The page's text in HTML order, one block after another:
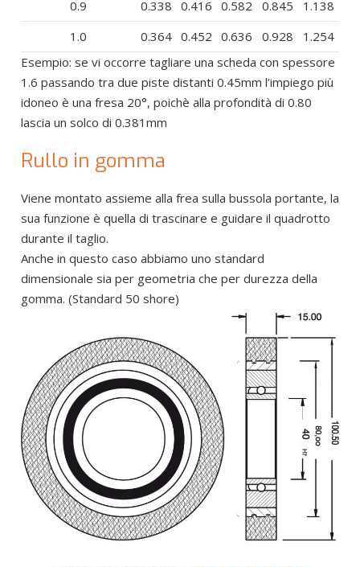
0.9 0.338 0.416 0.582 0.845
1.138
1.0
0.364 0.452 0.636 0.928
1.254
Esempio: se vi occorre tagliare una scheda con spessore
1.6 passando tra due piste distanti 0.45mm l’impiego più
idoneo è una fresa 20°, poichè alla profondità di 0.80
lascia un solco di 0.381mm
Rullo in gomma
Viene montato assieme alla frea sulla bussola portante, la
sua funzione è quella di trascinare e guidare il quadrotto
durante il taglio.
Anche in questo caso abbiamo uno standard
dimensionale sia per geometria che per durezza della
gomma. (Standard 50 shore)